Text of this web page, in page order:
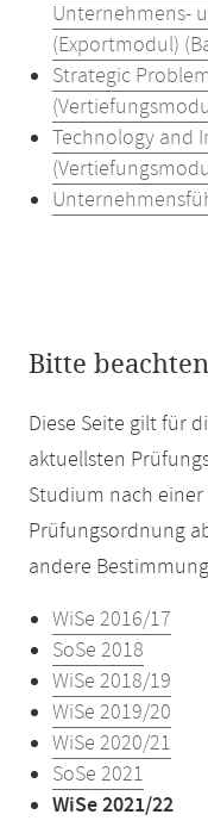
Unternehmens-
(Exportmodul)
Strategic
Technology and
Bitte
Diese Seite gilt für
aktuellsten
Studium nach
Prüfungsordnung
andere
WiSe 2016/17
SoSe 2018
WiSe 2018/19
WiSe 2019/20
WiSe 2020/21
SoSe 2021
WiSe 2021/22